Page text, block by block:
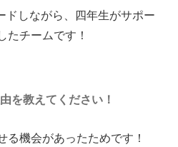
ドしながら、四年生がサポー
たチームです！
を教えてください！
機会があったためです！